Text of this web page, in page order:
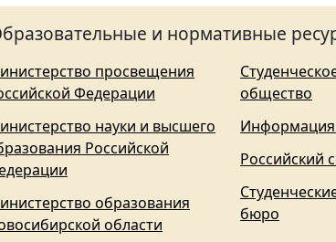
и нормативные
просвещения
Федерации
науки и высшего
Российской
образования
области
общество
Информация
Российский
бюро